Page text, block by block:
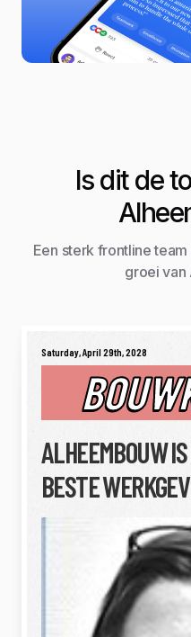
Saturday, April 29th, 2028
ALHEEMBOUW
BESTE
Is dit de
Een sterk frontline
groei van